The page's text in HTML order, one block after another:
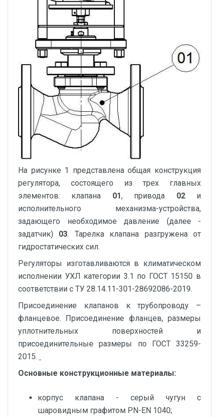
На рисунке 1 представлена общая конструкция
регулятора, состоящего из трех главных
элементов: клапана 01, привода 02 и
исполнительного механизма-устройства,
задающего необходимое давление (далее -
задатчик) 03. Тарелка клапана разгружена от
гидростатических сил.
Регуляторы изготавливаются в климатическом
исполнении УХЛ категории 3.1 по ГОСТ 15150 в
соответствии с ТУ 28.14.11-301-28692086-2019.
Присоединение клапанов к трубопроводу –
фланцевое. Присоединение фланцев, размеры
уплотнительных поверхностей и
присоединительные размеры по ГОСТ 33259-
2015.
Основные конструкционные материалы:
корпус клапана - серый чугун с
шаровидным графитом PN-EN 1040;